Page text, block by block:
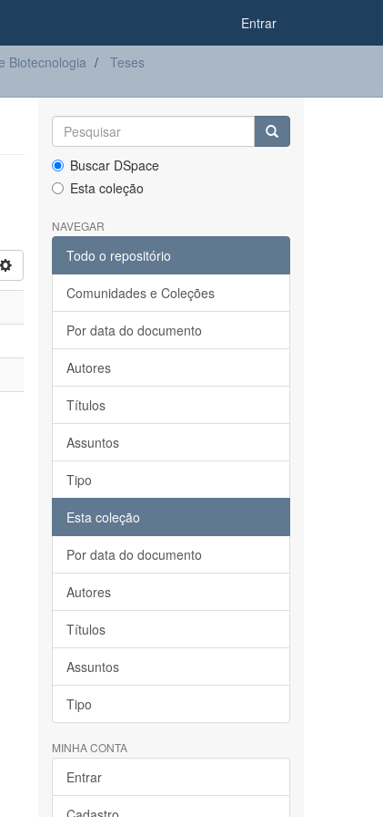
Entrar
Biotecnologia
Teses
Buscar DSpace
Esta coleção
NAVEGAR
Todo o repositório
Comunidades e Coleções
Por data do documento
Autores
Títulos
Assuntos
Tipo
Esta coleção
Por data do documento
Autores
Títulos
Assuntos
Tipo
MINHA CONTA
Entrar